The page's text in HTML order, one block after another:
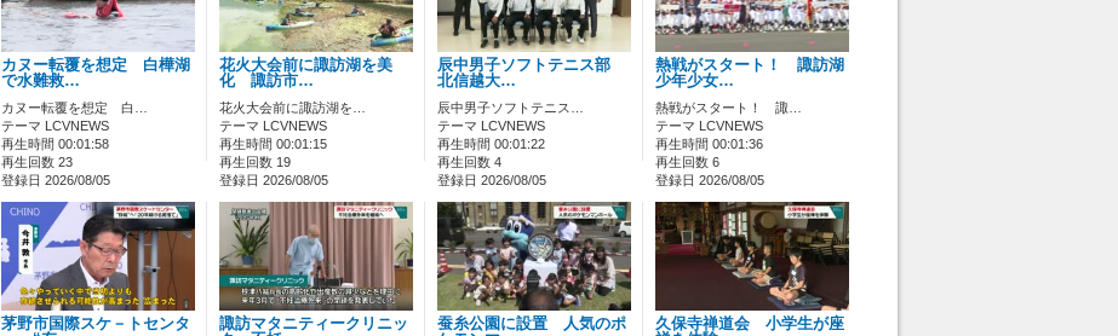
カヌー転覆を想定 白樺湖
で水難救…
カヌー転覆を想定 白…
テーマ LCVNEWS
再生時間 00:01:58
再生回数 23
登録日 2026/08/05
花火大会前に諏訪湖を美
化 諏訪市…
花火大会前に諏訪湖を…
テーマ LCVNEWS
再生時間 00:01:15
再生回数 19
登録日 2026/08/05
辰中男子ソフトテニス部
北信越大…
辰中男子ソフトテニス…
テーマ LCVNEWS
再生時間 00:01:22
再生回数 4
登録日 2026/08/05
熱戦がスタート！ 諏訪湖
少年少女…
熱戦がスタート！ 諏…
テーマ LCVNEWS
再生時間 00:01:36
再生回数 6
登録日 2026/08/05
茅野市国際スケ－トセンタ
諏訪マタニティークリニッ
蚕糸公園に設置 人気のポ
久保寺禅道会 小学生が座